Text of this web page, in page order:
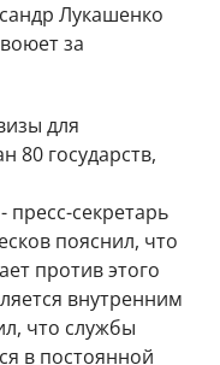
Лукашенко
за
для
80 государств,
секретарь
пояснил, что
против этого
внутренним
что службы
в постоянной